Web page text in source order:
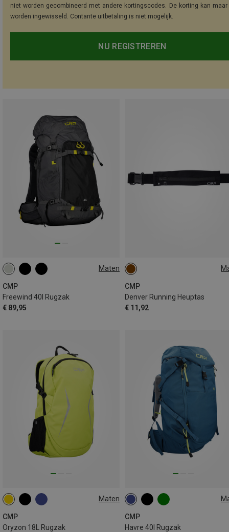
niet worden gecombineerd met andere kortingscodes. De korting kan maar
worden ingewisseld. Contante uitbetaling is niet mogelijk.
NU REGISTREREN
Maten
CMP
Freewind 40l Rugzak
€ 89,95
40L
CMP
Denver Running Heuptas
€ 11,92
ONE SIZE
Maten
CMP
Oryzon 18L Rugzak
18L
CMP
Havre 40l Rugzak
40L